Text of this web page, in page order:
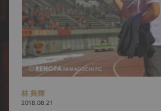
林 舞輝
2018.08.21